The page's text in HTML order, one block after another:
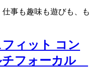
事も趣味も遊びも、も
ィット コン
チフォーカル